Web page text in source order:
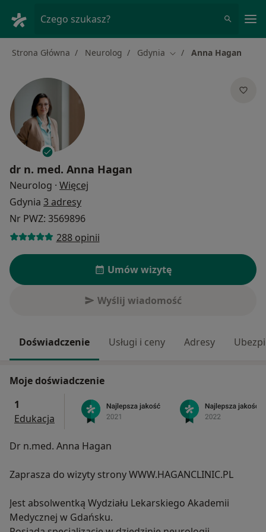
Czego szukasz?
Strona Główna Neurolog Gdynia Zmień miasto
Anna Hagan
dr n. med. Anna Hagan
Neurolog · Więcej
Gdynia 3 adresy
Nr PWZ: 3569896
288 opinii
Umów wizytę
Wyślij wiadomość
Doświadczenie Usługi i ceny Adresy
Moje doświadczenie
1
Edukacja
Dr n.med. Anna Hagan
Zaprasza do wizyty strony WWW.HAGANCLINIC.PL
Jest absolwentką Wydziału Lekarskiego Akademii
Medycznej w Gdańsku.